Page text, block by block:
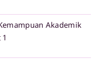
Akademik